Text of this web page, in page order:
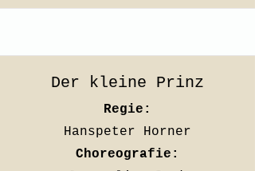
Der kleine Prinz
Regie:
Hanspeter Horner
Choreografie: